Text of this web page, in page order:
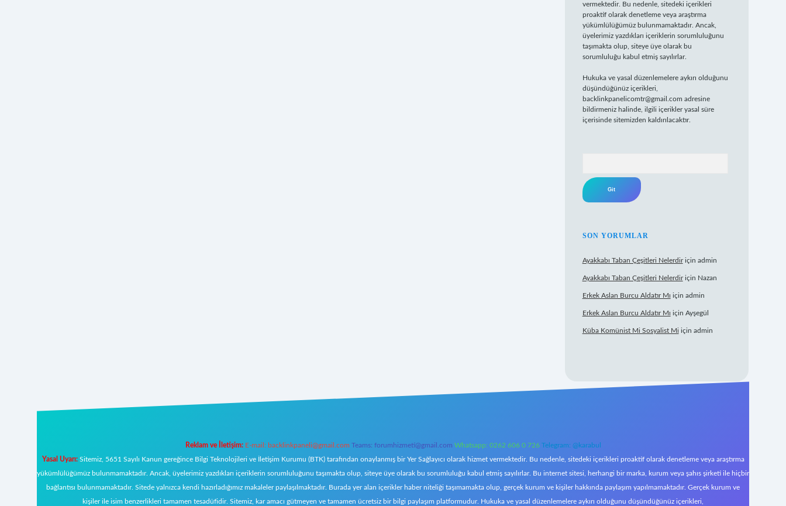
vermektedir. Bu nedenle, sitedeki içerikleri
proaktif olarak denetleme veya araştırma
yükümlülüğümüz bulunmamaktadır. Ancak,
üyelerimiz yazdıkları içeriklerin sorumluluğunu
taşımakta olup, siteye üye olarak bu
sorumluluğu kabul etmiş sayılırlar.
Hukuka ve yasal düzenlemelere aykırı olduğunu
düşündüğünüz içerikleri,
backlinkpanelicomtr@gmail.com adresine
bildirmeniz halinde, ilgili içerikler yasal süre
içerisinde sitemizden kaldırılacaktır.
SON YORUMLAR
Ayakkabı Taban Çeşitleri Nelerdiriçin admin
Ayakkabı Taban Çeşitleri Nelerdiriçin Nazan
Erkek Aslan Burcu Aldatır Mı için admin
Erkek Aslan Burcu Aldatır Mı için Ayşegül
Küba Komünist Mi Sosyalist Mi için admin
Reklam ve İletişim: E-mail: backlinkpaneli@gmail.com Teams: forumhizmeti@gmail.com Whatsapp: 0262 606 0 726 Telegram: @karabul
Yasal Uyarı:Sitemiz, 5651 Sayılı Kanun gereğince Bilgi Teknolojileri ve İletişim Kurumu (BTK) tarafından onaylanmış bir Yer Sağlayıcı olarak hizmet vermektedir. Bu nedenle, sitedeki içerikleri proaktif olarak denetleme veya araştırma
yükümlülüğümüz bulunmamaktadır. Ancak, üyelerimiz yazdıkları içeriklerin sorumluluğunu taşımakta olup, siteye üye olarak bu sorumluluğu kabul etmiş sayılırlar. Bu internet sitesi, herhangi bir marka, kurum veya şahıs şirketi ile hiçbir
bağlantısı bulunmamaktadır. Sitede yalnızca kendi hazırladığımız makaleler paylaşılmaktadır. Burada yer alan içerikler haber niteliği taşımamakta olup, gerçek kurum ve kişiler hakkında paylaşım yapılmamaktadır. Gerçek kurum ve
kişiler ile isim benzerlikleri tamamen tesadüfidir. Sitemiz, kar amacı gütmeyen ve tamamen ücretsiz bir bilgi paylaşım platformudur. Hukuka ve yasal düzenlemelere aykırı olduğunu düşündüğünüz içerikleri,